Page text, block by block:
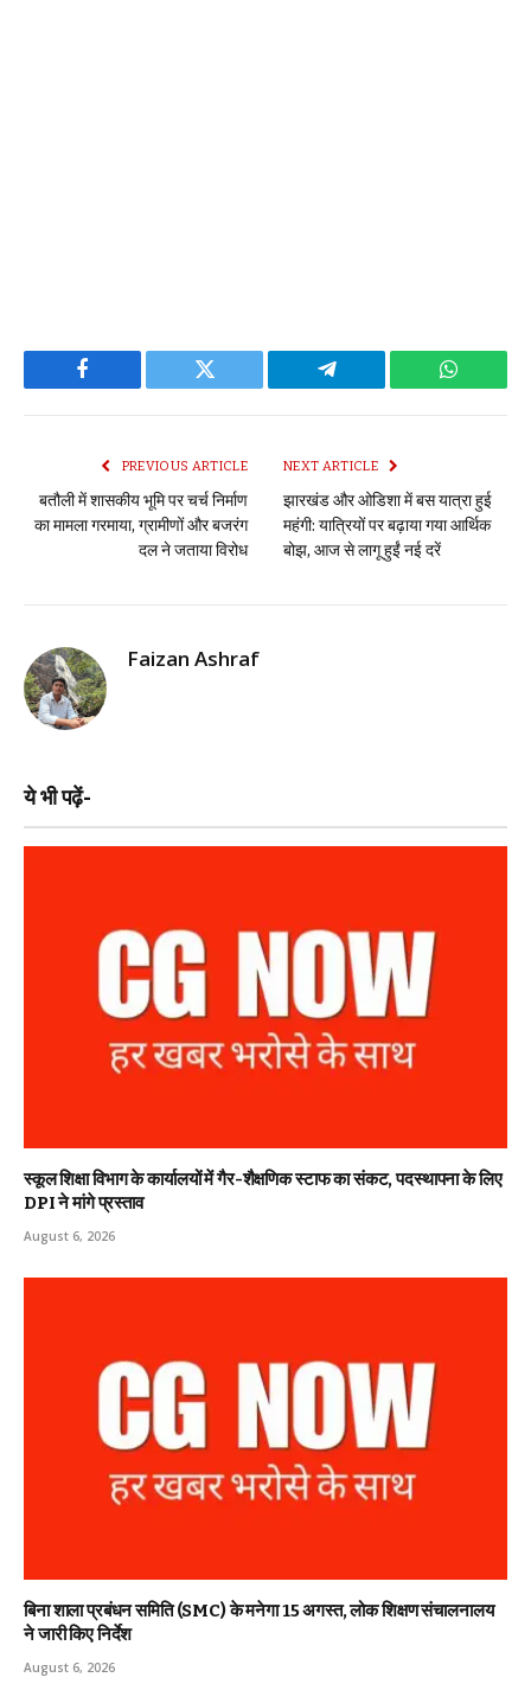
Facebook Twitter Telegram
PREVIOUS ARTICLE
बतौली में शासकीय भूमि पर चर्च निर्माण
का मामला गरमाया, ग्रामीणों और बजरंग
दल ने जताया विरोध
NEXT ARTICLE
झारखंड और ओडिशा में बस यात्रा हुई
महंगी: यात्रियों पर बढ़ाया गया आर्थिक
बोझ, आज से लागू हुईं नई दरें
Faizan Ashraf
ये भी पढ़ें-
स्कूल शिक्षा विभाग के कार्यालयों में गैर-शैक्षणिक स्टाफ का संकट, पदस्थापना के लिए
DPI ने मांगे प्रस्ताव
August 6, 2026
बिना शाला प्रबंधन समिति (SMC) के मनेगा 15 अगस्त, लोक शिक्षण संचालनालय
ने जारी किए निर्देश
August 6, 2026